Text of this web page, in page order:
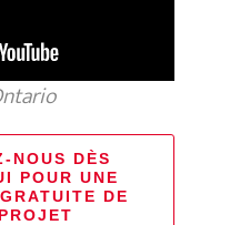
NOUS DÈS
POUR UNE
DE